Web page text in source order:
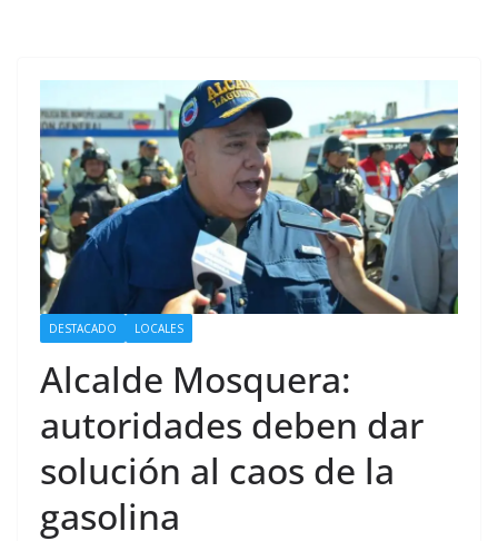
DESTACADO LOCALES
Alcalde Mosquera:
autoridades deben dar
solución al caos de la
gasolina